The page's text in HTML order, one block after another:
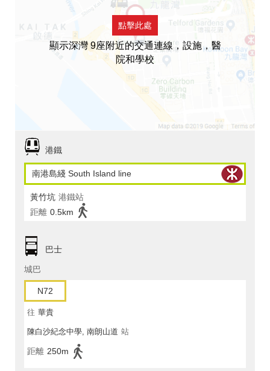
點擊此處
顯示深灣 9座附近的交通連線，設施，醫
院和學校
港鐵
南港島綫 South Island line
黃竹坑 港鐵站
距離 0.5km
巴士
城巴
N72
往 華貴
陳白沙紀念中學, 南朗山道 站
距離 250m